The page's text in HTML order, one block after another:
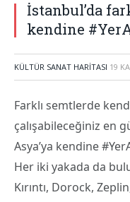
İstanbul’da
kendine
KÜLTÜR SANAT HARITASI 19
Farklı semtlerde
çalışabileceğiniz en
Asya’ya kendine
Her iki yakada da
Kırıntı, Dorock,